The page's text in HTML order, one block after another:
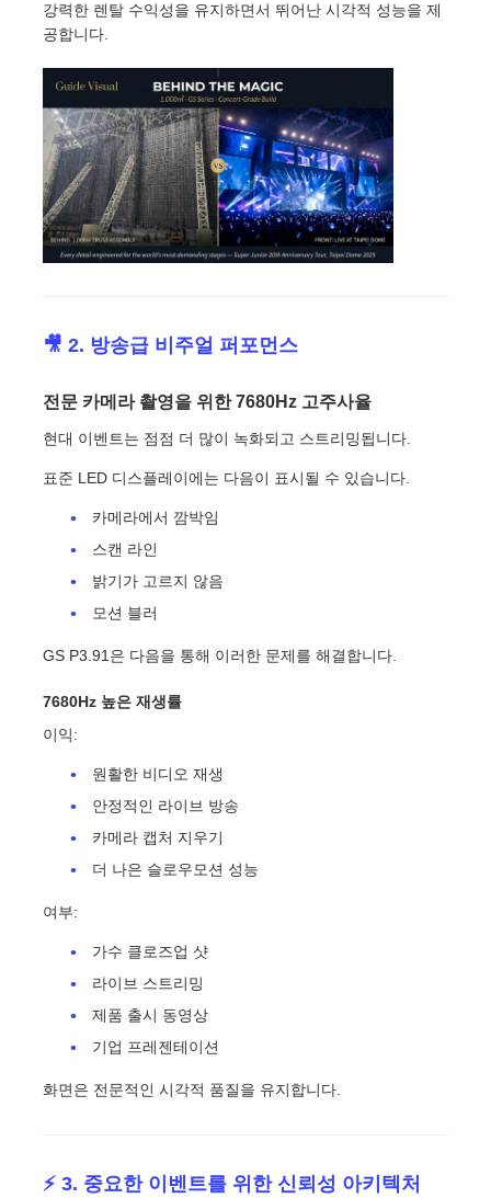
강력한 렌탈 수익성을 유지하면서 뛰어난 시각적 성능을 제
공합니다.
🎥 2. 방송급 비주얼 퍼포먼스
전문 카메라 촬영을 위한 7680Hz 고주사율
현대 이벤트는 점점 더 많이 녹화되고 스트리밍됩니다.
표준 LED 디스플레이에는 다음이 표시될 수 있습니다.
카메라에서 깜박임
스캔 라인
밝기가 고르지 않음
모션 블러
GS P3.91은 다음을 통해 이러한 문제를 해결합니다.
7680Hz 높은 재생률
이익:
원활한 비디오 재생
안정적인 라이브 방송
카메라 캡처 지우기
더 나은 슬로우모션 성능
여부:
가수 클로즈업 샷
라이브 스트리밍
제품 출시 동영상
기업 프레젠테이션
화면은 전문적인 시각적 품질을 유지합니다.
⚡ 3. 중요한 이벤트를 위한 신뢰성 아키텍처